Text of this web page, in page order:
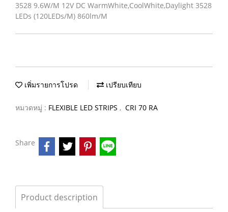
3528 9.6W/M 12V DC WarmWhite,CoolWhite,Daylight 3528
LEDs (120LEDs/M) 860lm/M
เพิ่มรายการโปรด เปรียบเทียบ
หมวดหมู่ : FLEXIBLE LED STRIPS , CRI 70 RA
Share
Product description